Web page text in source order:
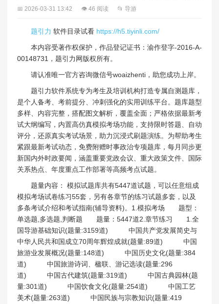
📅 2026-03-31 13:42 👁 46 阅读 📂 导游
题引力 软件目录试看 https://h5.tiyinli.com/
本内容受著作权保护，作品登记证书：渝作登字-2016-A-
00148731，题引力网版权所有。
请认准唯一官方咨询微信号woaizhenti，助您成功上岸。
题引力软件系统专为考生及培训机构打造专属自测题库，
是个人备考、考前提分、冲刺强化的实用训练平台。题库题型
多样、内容完整，搭配图文解析，覆盖全面；严格依据最新考
试大纲编写，内置高仿真模拟考场功能，支持限时答题、自动
评分，还原真实考试场景，助力沉浸式刷题演练。为帮助考生
紧跟最新考试动态，免费附赠时事政治专项题库，每月同步更
新国内外时政要闻，涵盖重要党政会议、重大政策文件、国际
关系热点、年度重点工作部署等高频考点试题。
题量内容： 模拟试题库共有5447道试题，可以任意组成
模拟考场试卷练习55套，另有各章节的练习试题多套，以及
多条考试介绍和考试指南(辅导资料)。1.模拟考场 题型：
单选题,多选题,判断题 题量：5447道2.章节练习 1.全
国导游基础知识(题量:3159道) 中国共产党发展简史与
中华人民共和国成立70周年辉煌成就(题量:89道) 中国
旅游业发展概况(题量:148道) 中国历史文化(题量:384
道) 中国旅游诗词、楹联、游记选读(题量:296
道) 中国古代建筑(题量:319道) 中国古典园林(题
量:301道) 中国饮食文化(题量:254道) 中国工艺
美术(题量:263道) 中国民族与宗教知识(题量:419